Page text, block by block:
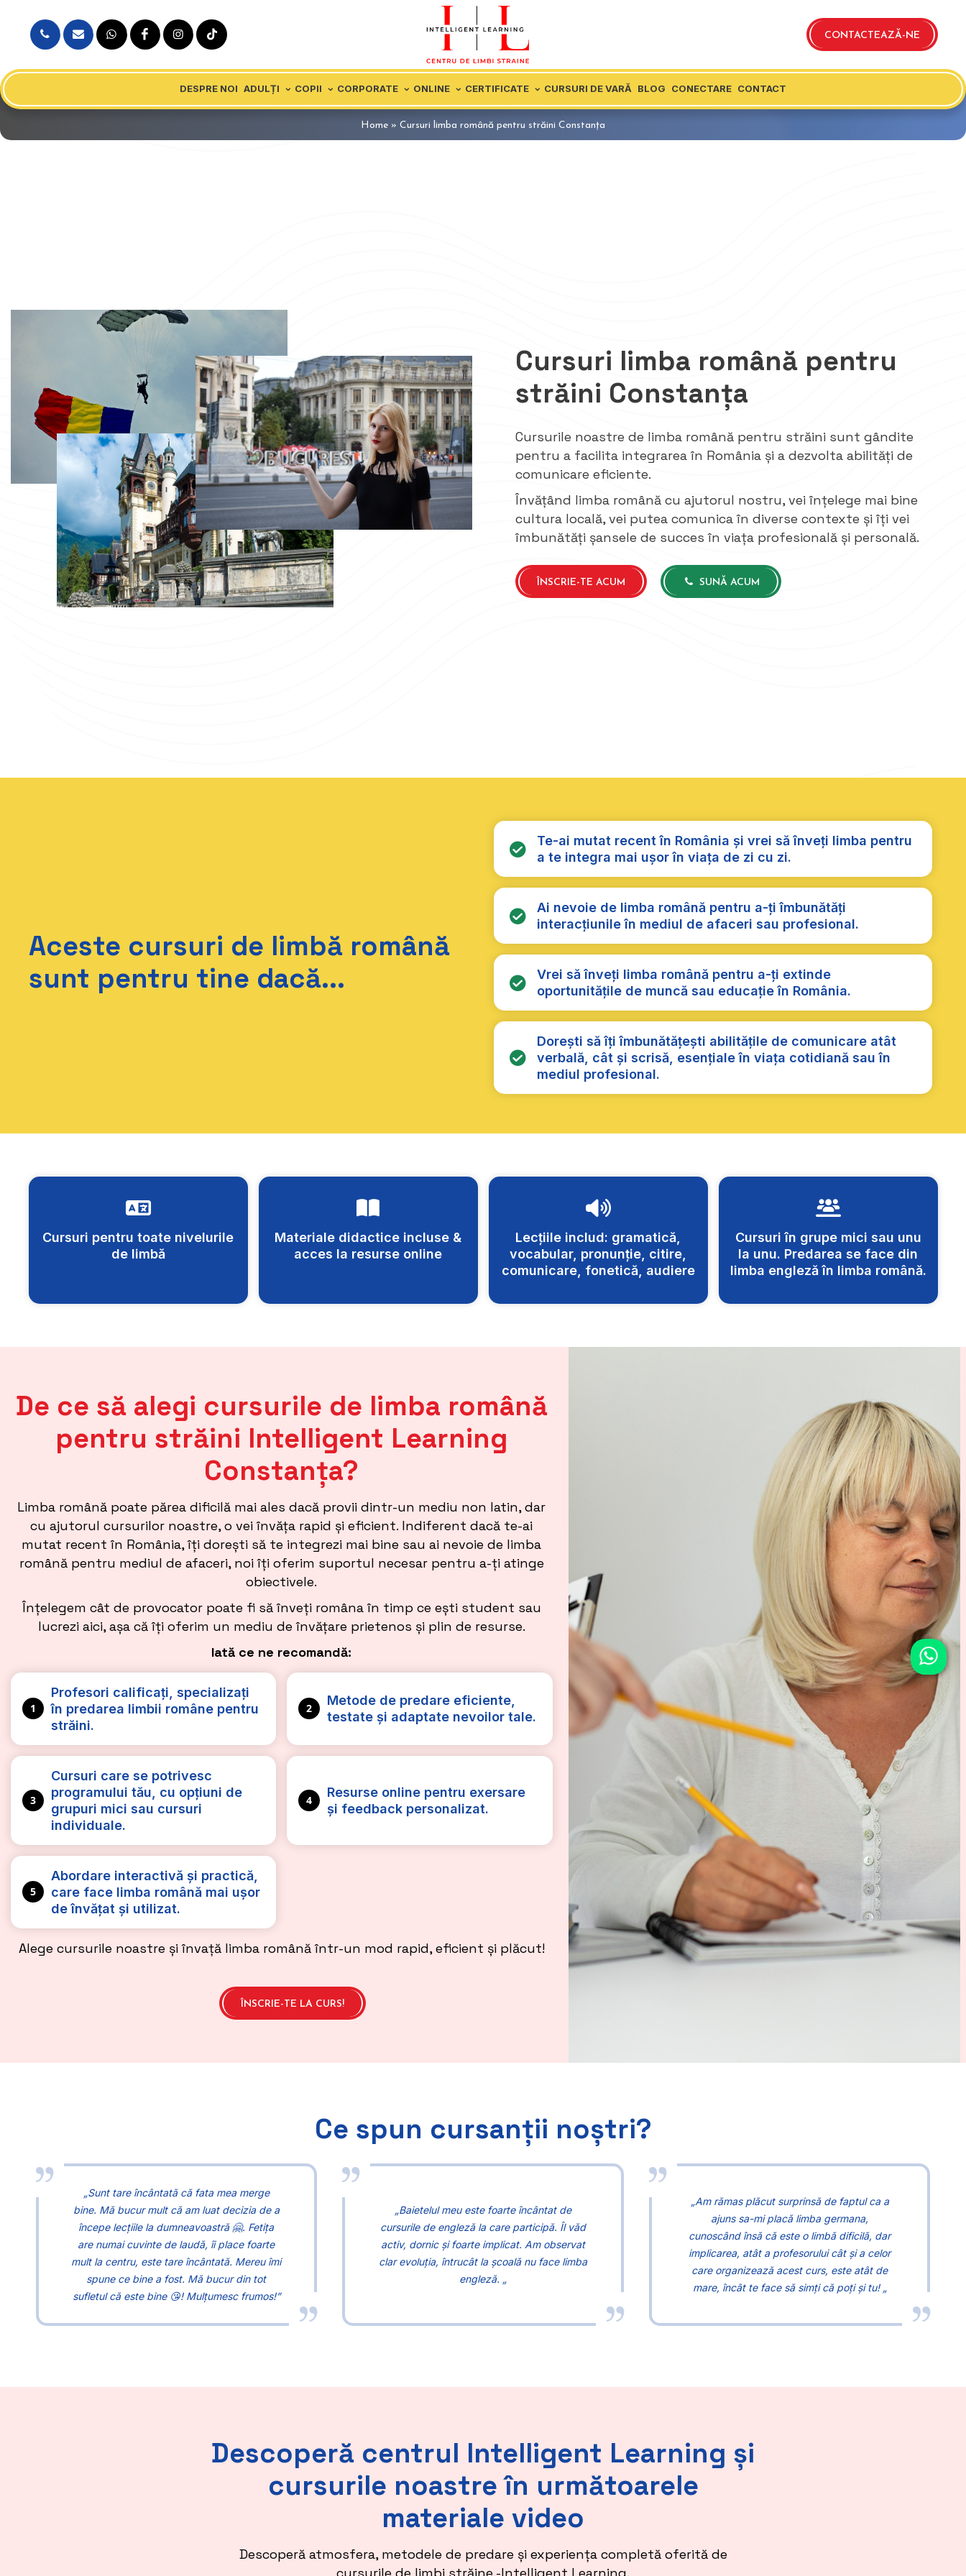
CONTACTEAZĂ-NE
DESPRE NOI ADULȚI COPII CORPORATE ONLINE CERTIFICATE CURSURI DE VARĂ BLOG CONECTARE CONTACT
Home » Cursuri limba română pentru străini Constanța
Cursuri limba română pentru
străini Constanța
Cursurile noastre de limba română pentru străini sunt gândite
pentru a facilita integrarea în România și a dezvolta abilități de
comunicare eficiente.
Învățând limba română cu ajutorul nostru, vei înțelege mai bine
cultura locală, vei putea comunica în diverse contexte și îți vei
îmbunătăți șansele de succes în viața profesională și personală.
ÎNSCRIE-TE ACUM SUNĂ ACUM
Aceste cursuri de limbă română
sunt pentru tine dacă...
Te-ai mutat recent în România și vrei să înveți limba pentru
a te integra mai ușor în viața de zi cu zi.
Ai nevoie de limba română pentru a-ți îmbunătăți
interacțiunile în mediul de afaceri sau profesional.
Vrei să înveți limba română pentru a-ți extinde
oportunitățile de muncă sau educație în România.
Dorești să îți îmbunătățești abilitățile de comunicare atât
verbală, cât și scrisă, esențiale în viața cotidiană sau în
mediul profesional.
Cursuri pentru toate nivelurile
de limbă
Materiale didactice incluse &
acces la resurse online
Lecțiile includ: gramatică,
vocabular, pronunție, citire,
comunicare, fonetică, audiere
Cursuri în grupe mici sau unu
la unu. Predarea se face din
limba engleză în limba română.
De ce să alegi cursurile de limba română
pentru străini Intelligent Learning
Constanța?
Limba română poate părea dificilă mai ales dacă provii dintr-un mediu non latin, dar
cu ajutorul cursurilor noastre, o vei învăța rapid și eficient. Indiferent dacă te-ai
mutat recent în România, îți dorești să te integrezi mai bine sau ai nevoie de limba
română pentru mediul de afaceri, noi îți oferim suportul necesar pentru a-ți atinge
obiectivele.
Înțelegem cât de provocator poate fi să înveți româna în timp ce ești student sau
lucrezi aici, așa că îți oferim un mediu de învățare prietenos și plin de resurse.
Iată ce ne recomandă:
1
Profesori calificați, specializați
în predarea limbii române pentru
străini.
2
Metode de predare eficiente,
testate și adaptate nevoilor tale.
3
Cursuri care se potrivesc
programului tău, cu opțiuni de
grupuri mici sau cursuri
individuale.
4
Resurse online pentru exersare
și feedback personalizat.
5
Abordare interactivă și practică,
care face limba română mai ușor
de învățat și utilizat.
Alege cursurile noastre și învață limba română într-un mod rapid, eficient și plăcut!
ÎNSCRIE-TE LA CURS!
Ce spun cursanții noștri?
„Sunt tare încântată că fata mea merge
bine. Mă bucur mult că am luat decizia de a
începe lecțiile la dumneavoastră 🤗. Fetița
are numai cuvinte de laudă, îi place foarte
mult la centru, este tare încântată. Mereu îmi
spune ce bine a fost. Mă bucur din tot
sufletul că este bine 😘! Mulțumesc frumos!”
„Baietelul meu este foarte încântat de
cursurile de engleză la care participă. Îl văd
activ, dornic și foarte implicat. Am observat
clar evoluția, întrucât la școală nu face limba
engleză. „
„Am rămas plăcut surprinsă de faptul ca a
ajuns sa-mi placă limba germana,
cunoscând însă că este o limbă dificilă, dar
implicarea, atât a profesorului cât și a celor
care organizează acest curs, este atât de
mare, încât te face să simți că poți și tu! „
Descoperă centrul Intelligent Learning și
cursurile noastre în următoarele
materiale video
Descoperă atmosfera, metodele de predare și experiența completă oferită de